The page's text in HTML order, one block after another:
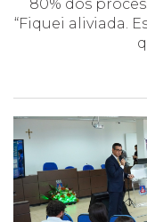
80% dos
“Fiquei aliviada.